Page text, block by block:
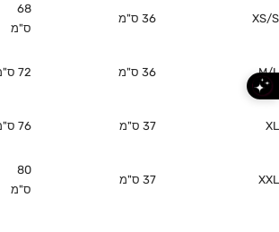
XS/S 36 ס"מ
68
ס"מ
M/L 36 ס"מ 72 ס"מ
XL 37 ס"מ 76 ס"מ
XXL 37 ס"מ
80
ס"מ